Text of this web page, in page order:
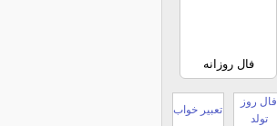
فال روزانه
فال روز
تولد
تعبیر خواب